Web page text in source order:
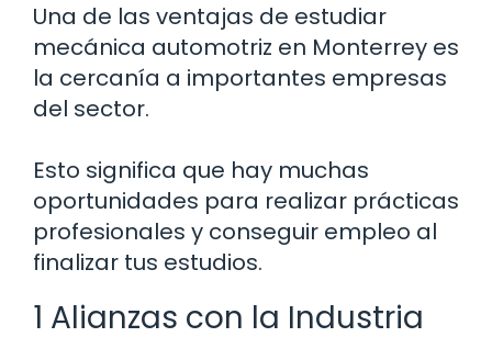
Una de las ventajas de estudiar
mecánica automotriz en Monterrey es
la cercanía a importantes empresas
del sector.
Esto significa que hay muchas
oportunidades para realizar prácticas
profesionales y conseguir empleo al
finalizar tus estudios.
1 Alianzas con la Industria